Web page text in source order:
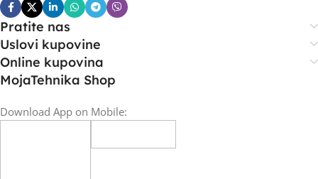
Pratite nas
Uslovi kupovine
Online kupovina
MojaTehnika Shop
Download App on Mobile: